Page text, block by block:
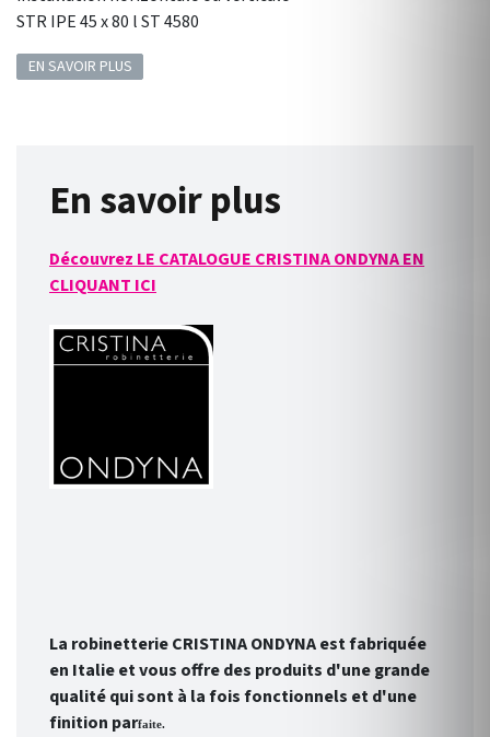
STR IPE 45 x 80 l ST 4580
EN SAVOIR PLUS
En savoir plus
Découvrez LE CATALOGUE CRISTINA ONDYNA EN
CLIQUANT ICI
La robinetterie CRISTINA ONDYNA est fabriquée
en Italie et vous offre des produits d'une grande
qualité qui sont à la fois fonctionnels et d'une
finition parfaite.